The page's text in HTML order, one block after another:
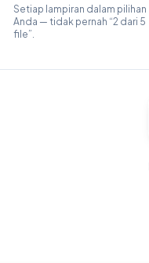
Setiap lampiran dalam pilihan
Anda — tidak pernah “2 dari 5
file”.